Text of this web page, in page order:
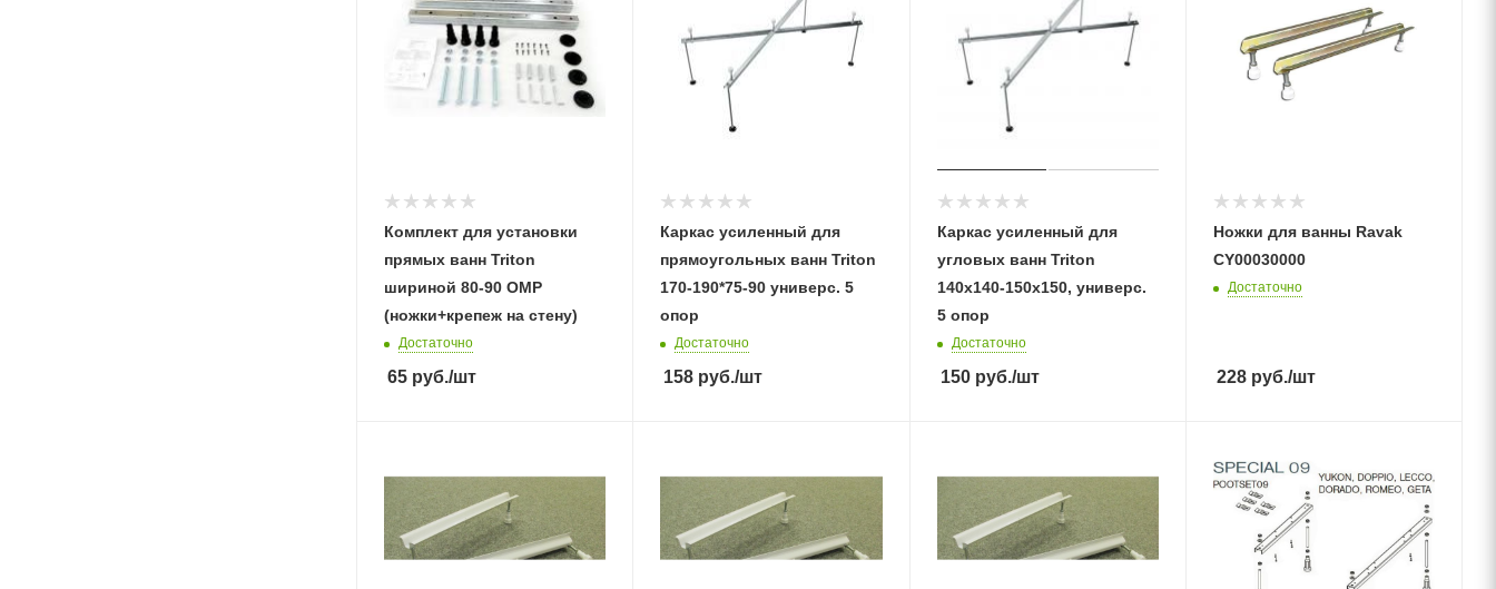
Комплект для установки
прямых ванн Triton
шириной 80-90 ОМР
(ножки+крепеж на стену)
Достаточно
65 руб./шт
Каркас усиленный для
прямоугольных ванн Triton
170-190*75-90 универс. 5
опор
Достаточно
158 руб./шт
Каркас усиленный для
угловых ванн Triton
140х140-150х150, универс.
5 опор
Достаточно
150руб./шт
Ножки для ванны Ravak
CY00030000
Достаточно
228руб./шт